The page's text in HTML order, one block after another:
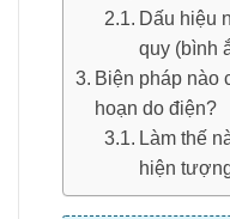
Dấu hiệu
quy (bình
Biện pháp nào
hoạn do điện?
Làm thế
hiện